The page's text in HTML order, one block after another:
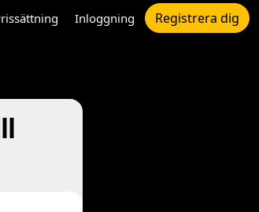
Inloggning Registrera dig